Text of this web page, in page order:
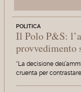
POLITICA
Il Polo P&S:
provvedimento
“La decisione
cruenta per